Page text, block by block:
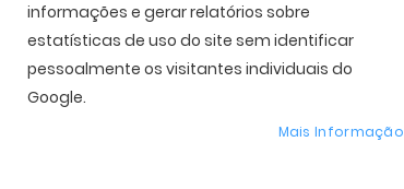
informações e gerar relatórios sobre
estatísticas de uso do site sem identificar
pessoalmente os visitantes individuais do
Google.
Mais Informação